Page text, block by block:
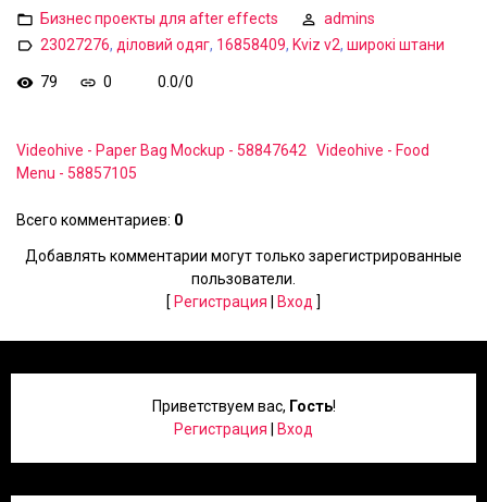
Бизнес проекты для after effects
admins
23027276, діловий одяг, 16858409, Kviz v2, широкі штани
79 0 0.0/0
Videohive - Paper Bag Mockup - 58847642
Videohive - Food
Menu - 58857105
Всего комментариев: 0
Добавлять комментарии могут только зарегистрированные
пользователи.
[ Регистрация Вход ]
Приветствуем вас, Гость!
Регистрация
Вход